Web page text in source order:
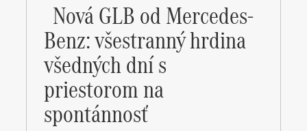
Nová GLB od Mercedes-
Benz: všestranný hrdina
všedných dní s
priestorom na
spontánnosť